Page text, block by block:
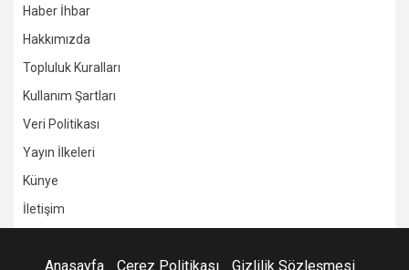
Haber İhbar
Hakkımızda
Topluluk Kuralları
Kullanım Şartları
Veri Politikası
Yayın İlkeleri
Künye
İletişim
Anasayfa Çerez Politikası Gizlilik Sözleşmesi